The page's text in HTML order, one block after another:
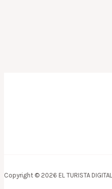
Copyright © 2026 EL TURISTA DIGITAL